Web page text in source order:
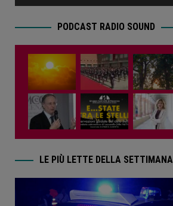
PODCAST RADIO SOUND
LE PIÙ LETTE DELLA SETTIMANA